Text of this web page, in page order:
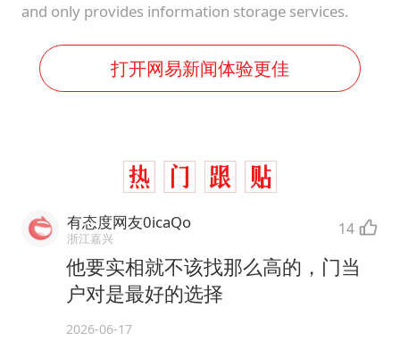
and only provides information storage services.
打开网易新闻体验更佳
有态度网友0icaQo
浙江嘉兴 14
他要实相就不该找那么高的，门当
户对是最好的选择
2026-06-17